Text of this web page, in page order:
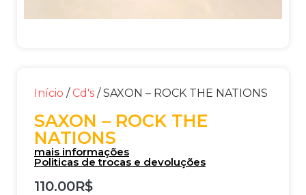
Início / Cd's / SAXON – ROCK THE NATIONS
SAXON – ROCK THE
NATIONS
mais informações
Politicas de trocas e devoluções
110.00R$